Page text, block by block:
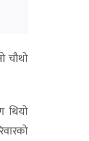
चौथो
थियो